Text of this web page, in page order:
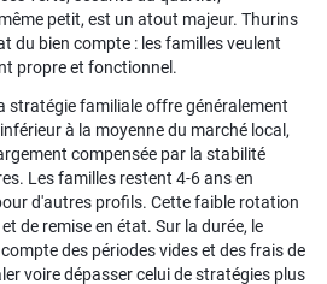
petit, est un atout majeur. Thurins
du bien compte : les familles veulent
propre et fonctionnel.
stratégie familiale offre généralement
à la moyenne du marché local,
compensée par la stabilité
Les familles restent 4-6 ans en
d'autres profils. Cette faible rotation
de remise en état. Sur la durée, le
des périodes vides et des frais de
voire dépasser celui de stratégies plus